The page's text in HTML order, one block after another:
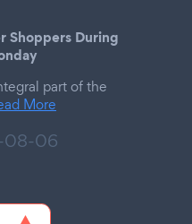
Shoppers During
part of the
More
08-06